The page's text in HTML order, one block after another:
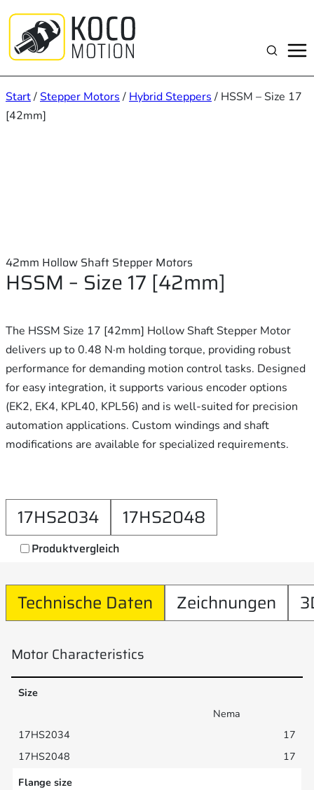
Inhalt
springen
Suchen
Start/Stepper Motors / Hybrid Steppers / HSSM – Size 17
[42mm]
42mm Hollow Shaft Stepper Motors
HSSM – Size 17 [42mm]
The HSSM Size 17 [42mm] Hollow Shaft Stepper Motor
delivers up to 0.48 N·m holding torque, providing robust
performance for demanding motion control tasks. Designed
for easy integration, it supports various encoder options
(EK2, EK4, KPL40, KPL56) and is well-suited for precision
automation applications. Custom windings and shaft
modifications are available for specialized requirements.
17HS2034 17HS2048
Produktvergleich
Technische Daten Zeichnungen
Motor Characteristics
Size
Nema
17
17
Flange size